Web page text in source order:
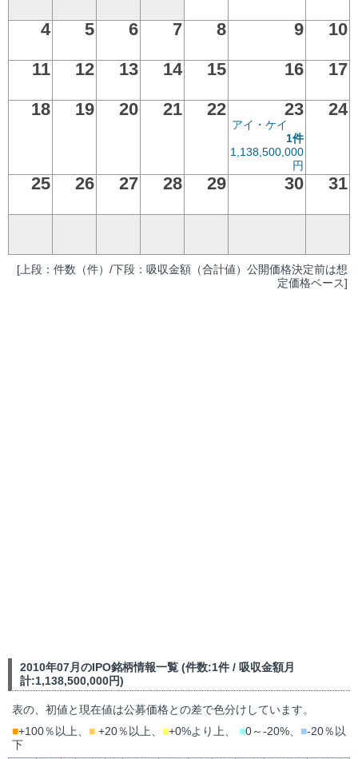
4
5 6 7 8 9
10
11
12 13 14 15 16
17
18
19 20 21 22 23
アイ・ケイ
1件
1,138,500,000
円
24
25 26 27 28 29 30 31
[上段：件数（件）/下段：吸収金額（合計値）公開価格決定前は想
定価格ベース]
2010年07月のIPO銘柄情報一覧 (件数:1件 / 吸収金額月
計:1,138,500,000円)
表の、初値と現在値は公募価格との差で色分けしています。
■+100％以上、 ■ +20％以上、 ■+0%より上、 ■0～-20%、 ■-20％以
下